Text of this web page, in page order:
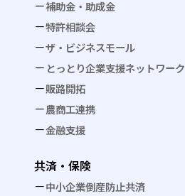
補助金・助成金
特許相談会
ザ・ビジネスモール
とっとり企業支援ネットワーク
販路開拓
農商工連携
金融支援
共済・保険
中小企業倒産防止共済